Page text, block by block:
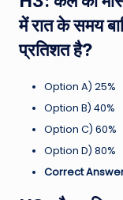
में रात के समय
प्रतिशत है?
Option A) 25%
Option B) 40%
Option C) 60%
Option D) 80%
Correct